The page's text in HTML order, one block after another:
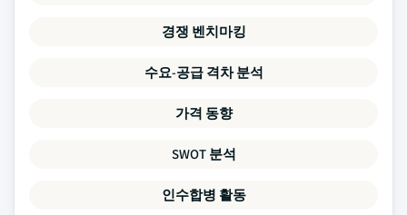
경쟁 벤치마킹
수요-공급 격차 분석
가격 동향
SWOT 분석
인수합병 활동